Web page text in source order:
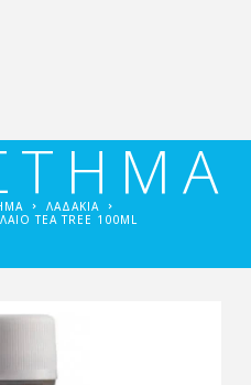
ΛΑΔΆΚΙΑ
TEA TREE 100ML